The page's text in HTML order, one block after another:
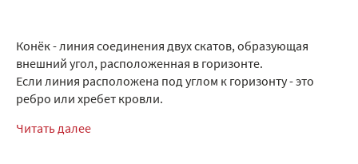
Конёк - линия соединения двух скатов, образующая
внешний угол, расположенная в горизонте.
Если линия расположена под углом к горизонту - это
ребро или хребет кровли.
Читать далее